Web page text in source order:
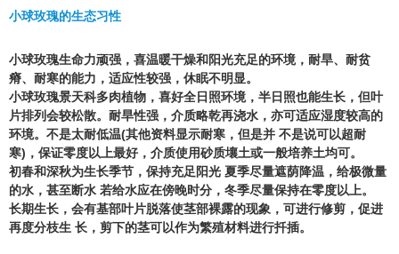
小球玫瑰的生态习性
小球玫瑰生命力顽强，喜温暖干燥和阳光充足的环境，耐旱、耐贫
瘠、耐寒的能力，适应性较强，休眠不明显。
小球玫瑰景天科多肉植物，喜好全日照环境，半日照也能生长，但叶
片排列会较松散。耐旱性强，介质略乾再浇水，亦可适应湿度较高的
环境。不是太耐低温(其他资料显示耐寒，但是并 不是说可以超耐
寒)，保证零度以上最好，介质使用砂质壤土或一般培养土均可。
初春和深秋为生长季节，保持充足阳光 夏季尽量遮荫降温，给极微量
的水，甚至断水 若给水应在傍晚时分，冬季尽量保持在零度以上。
长期生长，会有基部叶片脱落使茎部裸露的现象，可进行修剪，促进
再度分枝生 长，剪下的茎可以作为繁殖材料进行扦插。